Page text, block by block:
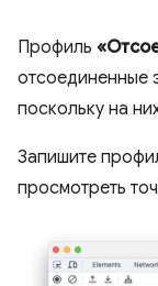
Профиль
отсоединенные
поскольку на
Запишите
просмотреть